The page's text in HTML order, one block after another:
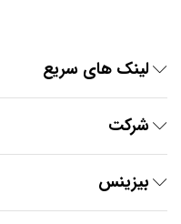
لینک های سریع
شرکت
بیزینس